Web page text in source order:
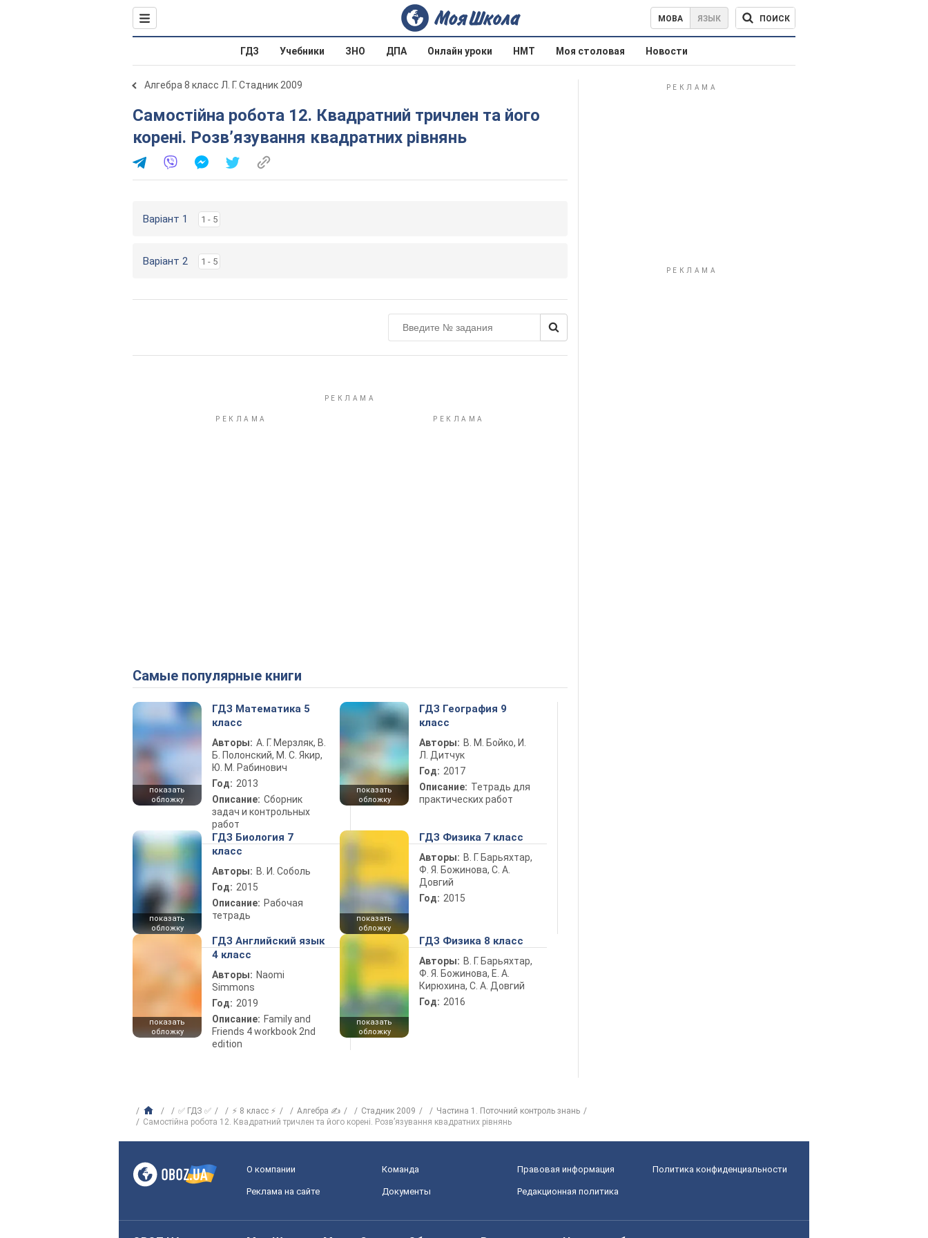
МОВА ЯЗЫК ПОИСК
ГДЗ Учебники ЗНО ДПА Онлайн уроки НМТ Моя столовая Новости
Алгебра 8 класс Л. Г. Стадник 2009
Самостійна робота 12. Квадратний тричлен та його
корені. Розв’язування квадратних рівнянь
Варіант 1 1 - 5
Варіант 2 1 - 5
Самые популярные книги
показать
обложку
ГДЗ Математика 5
класс
Авторы: А. Г. Мерзляк, В.
Б. Полонский, М. С. Якир,
Ю. М. Рабинович
Год: 2013
Описание: Сборник
задач и контрольных
работ
показать
обложку
ГДЗ География 9
класс
Авторы: В. М. Бойко, И.
Л. Дитчук
Год: 2017
Описание: Тетрадь для
практических работ
показать
обложку
ГДЗ Биология 7
класс
Авторы: В. И. Соболь
Год: 2015
Описание: Рабочая
тетрадь
показать
обложку
ГДЗ Физика 7 класс
Авторы: В. Г. Барьяхтар,
Ф. Я. Божинова, С. А.
Довгий
Год: 2015
показать
обложку
ГДЗ Английский язык
4 класс
Авторы: Naomi
Simmons
Год: 2019
Описание: Family and
Friends 4 workbook 2nd
edition
показать
обложку
ГДЗ Физика 8 класс
Авторы: В. Г. Барьяхтар,
Ф. Я. Божинова, Е. А.
Кирюхина, С. А. Довгий
Год: 2016
✅ ГДЗ ✅ ⚡ 8 класс ⚡ Алгебра ✍ Стадник 2009
Частина 1. Поточний контроль знань
Самостійна робота 12. Квадратний тричлен та його корені. Розв’язування квадратних рівнянь
О компании Команда Правовая информация Политика конфиденциальности
Реклама на сайте Документы Редакционная политика